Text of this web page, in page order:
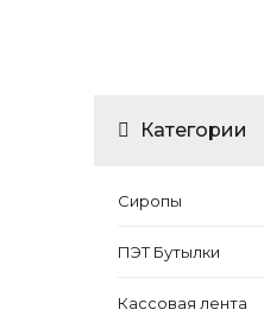
Категории
Сиропы
ПЭТ Бутылки
Кассовая лента